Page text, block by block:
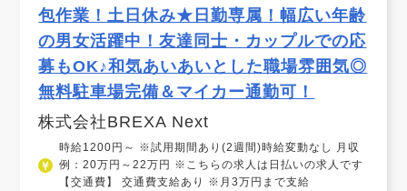
包作業！土日休み★日勤専属！幅広い年齢
の男女活躍中！友達同士・カップルでの応
募もOK♪和気あいあいとした職場雰囲気◎
無料駐車場完備＆マイカー通勤可！
株式会社BREXA Next
時給1200円～ ※試用期間あり(2週間)時給変動なし 月収
例：20万円～22万円 ※こちらの求人は日払いの求人です
【交通費】 交通費支給あり ※月3万円まで支給